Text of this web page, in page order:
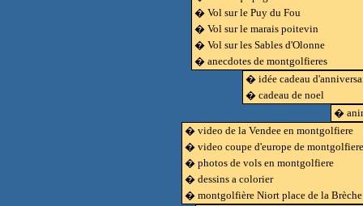
� Vol sur le Puy du Fou
� Vol sur le marais poitevin
� Vol sur les Sables d'Olonne
� anecdotes de montgolfieres
� idée cadeau
� cadeau de noel
�
� video de la Vendee en montgolfiere
� video coupe d'europe de montgolfiere
� photos de vols en montgolfiere
� dessins a colorier
� montgolfière Niort place de la Brèche